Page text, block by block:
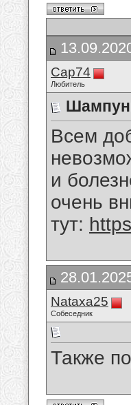
Cap74
Любитель
Всем
и
очень
тут:
Nataxa25
Собеседник
Также